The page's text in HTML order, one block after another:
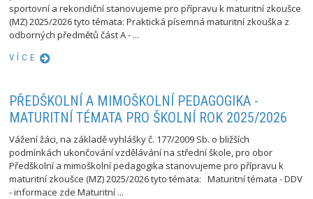
sportovní a rekondiční stanovujeme pro přípravu k maturitní zkoušce
(MZ) 2025/2026 tyto témata: Praktická písemná maturitní zkouška z
odborných předmětů část A - ...
VÍCE
PŘEDŠKOLNÍ A MIMOŠKOLNÍ PEDAGOGIKA -
MATURITNÍ TÉMATA PRO ŠKOLNÍ ROK 2025/2026
Vážení žáci, na základě vyhlášky č. 177/2009 Sb. o bližších
podmínkách ukončování vzdělávání na střední škole, pro obor
Předškolní a mimoškolní pedagogika stanovujeme pro přípravu k
maturitní zkoušce (MZ) 2025/2026 tyto témata: Maturitní témata - DDV
- informace zde Maturitní ...